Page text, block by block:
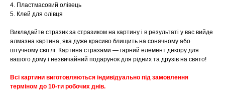
4. Пластмасовий олівець
5. Клей для олівця
Викладайте стразик за стразиком на картину і в результаті у вас вийде
алмазна картина, яка дуже красиво блищить на сонячному або
штучному світлі. Картина стразами — гарний елемент декору для
вашого дому і незвичайний подарунок для рідних та друзів на свято!
Всі картини виготовляються індивідуально під замовлення
терміном до 10-ти робочих днів.